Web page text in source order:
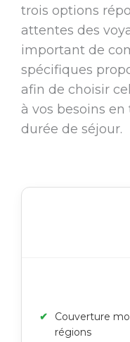
trois options
attentes des
important de
spécifiques
afin de choisir
à vos besoins
durée de séjour.
Couverture
régions